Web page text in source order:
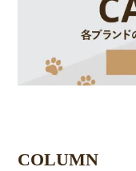
COLUMN